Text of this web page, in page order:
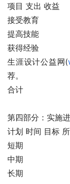
项目 支出 收益
接受教育
提高技能
获得经验
生涯设计公益网(
荐。
合计
第四部分：实施
计划 时间 目标
短期
中期
长期